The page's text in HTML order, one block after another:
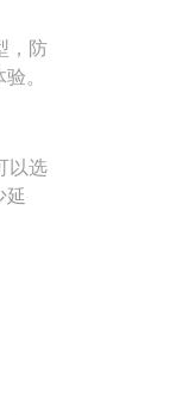
，防
。
以选
延